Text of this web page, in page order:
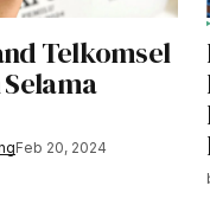
Telkomsel
Feb 20, 2024